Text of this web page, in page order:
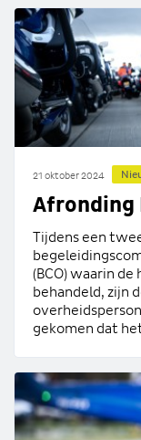
21 oktober 2024
Afronding
Tijdens een
(BCO) waarin
behandeld, zijn
gekomen dat